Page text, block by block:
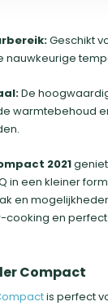
Geschikt
nauwkeurige
De
warmtebehoud
2021
in een kleiner
en
cooking en
Compact
is perfect